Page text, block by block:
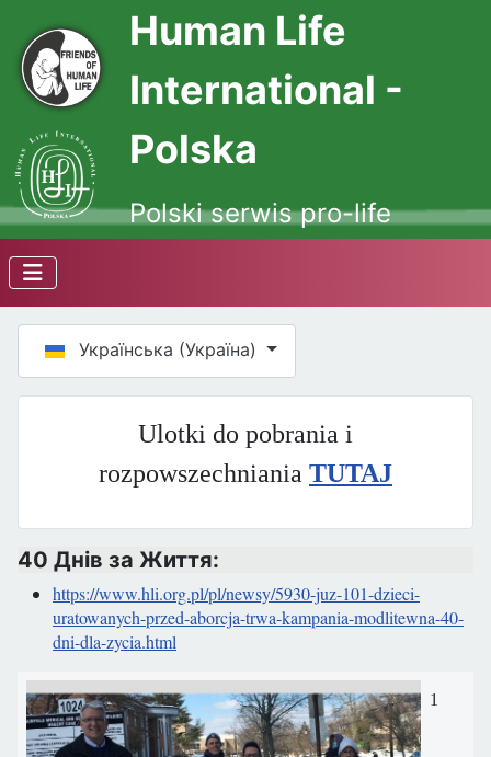
Human Life
International -
Polska
Polski serwis pro-life
Оберіть свою мову
Українська (Україна)
Ulotki do pobrania i
rozpowszechniania TUTAJ
40 Днів за Життя:
https://www.hli.org.pl/pl/newsy/5930-juz-101-dzieci-
uratowanych-przed-aborcja-trwa-kampania-modlitewna-40-
dni-dla-zycia.html
1